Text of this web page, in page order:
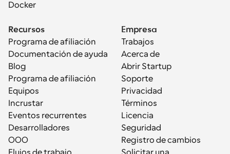
Docker
Recursos
Programa de afiliación
Documentación de ayuda
Blog
Programa de afiliación
Equipos
Incrustar
Eventos recurrentes
Desarrolladores
OOO
Empresa
Trabajos
Acerca de
Abrir Startup
Soporte
Privacidad
Términos
Licencia
Seguridad
Registro de cambios